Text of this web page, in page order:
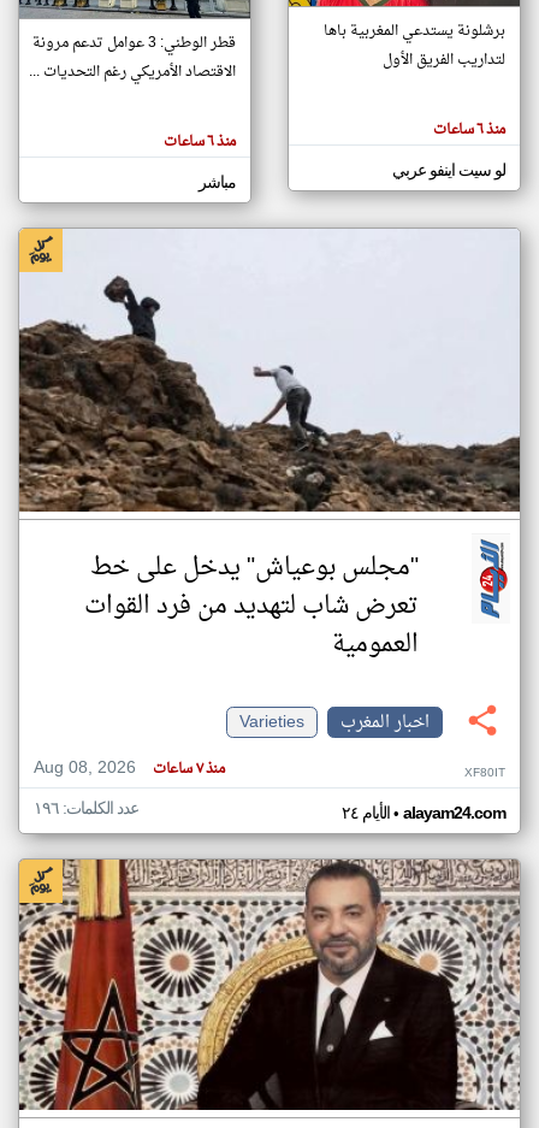
تغيير الدولة
اخبار المغرب على مدار الساعة
أهم اخبار المغرب العاجلة والمباشرة
المقالات
الموجوده
هنا عن
وجهة
نظر
كاتبيها.
برشلونة يستدعي المغربية باها
لتداريب الفريق الأول
منذ ٦ ساعات
لو سيت اينفو عربي
قطر الوطني: 3 عوامل تدعم مرونة
الاقتصاد الأمريكي رغم التحديات ...
منذ ٦ ساعات
مباشر
"مجلس بوعياش" يدخل على خط
تعرض شاب لتهديد من فرد القوات
العمومية
اخبار المغرب
Varieties
Aug 08, 2026
منذ ٧ ساعات XF80IT
الأيام ٢٤• alayam24.com عدد الكلمات: ١٩٦
klyoum.com